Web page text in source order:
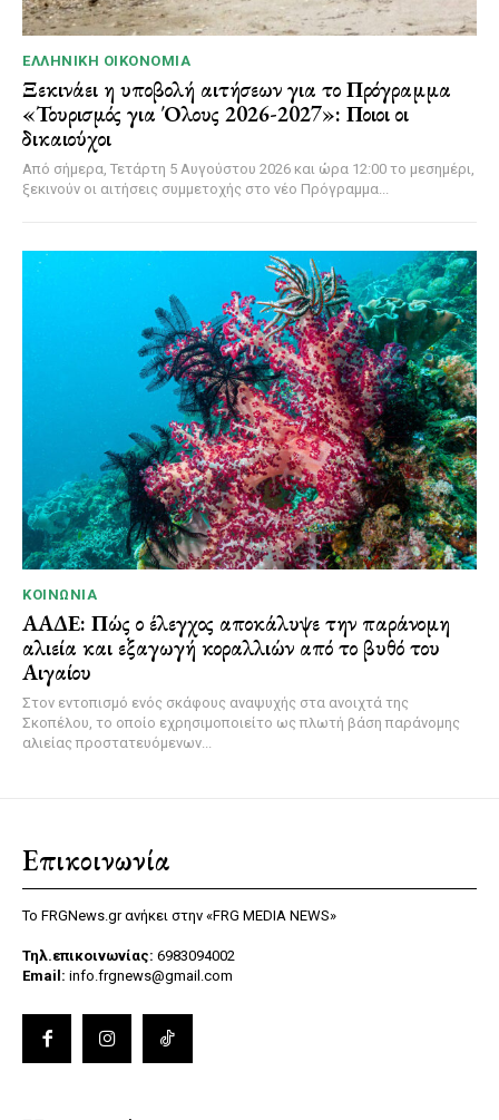
ΕΛΛΗΝΙΚΉ ΟΙΚΟΝΟΜΊΑ
Ξεκινάει η υποβολή αιτήσεων για το Πρόγραμμα
«Τουρισμός για Όλους 2026-2027»: Ποιοι οι
δικαιούχοι
Από σήμερα, Τετάρτη 5 Αυγούστου 2026 και ώρα 12:00 το μεσημέρι,
ξεκινούν οι αιτήσεις συμμετοχής στο νέο Πρόγραμμα...
ΚΟΙΝΩΝΊΑ
ΑΑΔΕ: Πώς ο έλεγχος αποκάλυψε την παράνομη
αλιεία και εξαγωγή κοραλλιών από το βυθό του
Αιγαίου
Στον εντοπισμό ενός σκάφους αναψυχής στα ανοιχτά της
Σκοπέλου, το οποίο εχρησιμοποιείτο ως πλωτή βάση παράνομης
αλιείας προστατευόμενων...
Επικοινωνία
Το FRGNews.gr ανήκει στην «FRG MEDIA NEWS»
Τηλ.επικοινωνίας: 6983094002
Email: info.frgnews@gmail.com